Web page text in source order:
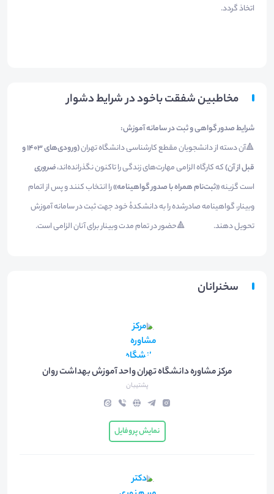
اتخاذ گردد.
مخاطبین شفقت باخود در شرايط دشوار
شرایط صدور گواهی و ثبت در سامانه آموزش:
🔺آن دسته از دانشجویان مقطع کارشناسی دانشگاه تهران
(ورودی‌های ۱۴۰۳ و
قبل از آن)که کارگاه الزامی مهارت‌های زندگی را تاکنون نگذرانده‌اند،ضروری
است گزینه«ثبت‌نام همراه با صدور گواهینامه»را انتخاب کنند و پس از اتمام
وبینار، گواهینامه صادرشده را به دانشکدهٔ خود جهت ثبت در سامانه آموزش
تحویل دهند. 🔺حضور در تمام مدت وبینار برای آنان الزامی است.
سخنرانان
مرکز مشاوره دانشگاه تهران واحد آموزش بهداشت روان
پشتیبان
نمایش پروفایل